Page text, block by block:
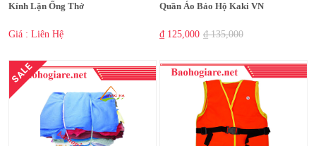
Kính Lặn Ống Thở
Giá : Liên Hệ
Quần Áo Bảo Hộ Kaki VN
₫ 125,000 ₫ 135,000
SALE